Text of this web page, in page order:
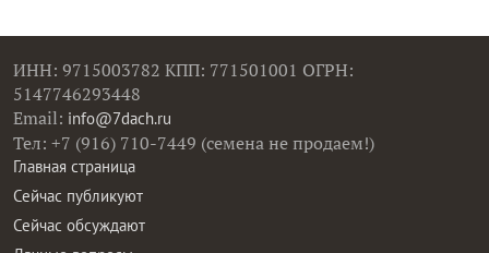
ИНН: 9715003782 КПП: 771501001 ОГРН:
5147746293448
Email: info@7dach.ru
Тел: +7 (916) 710-7449 (семена не продаем!)
Главная страница
Сейчас публикуют
Сейчас обсуждают